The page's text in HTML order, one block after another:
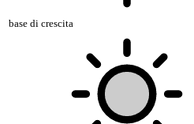
base di crescita